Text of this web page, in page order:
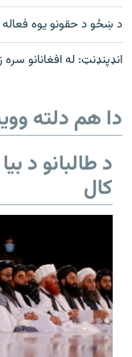
د ښځو د حقونو یوه
انډپنډنټ: له افغانانو
دا هم دلته
د طالبانو د
کال